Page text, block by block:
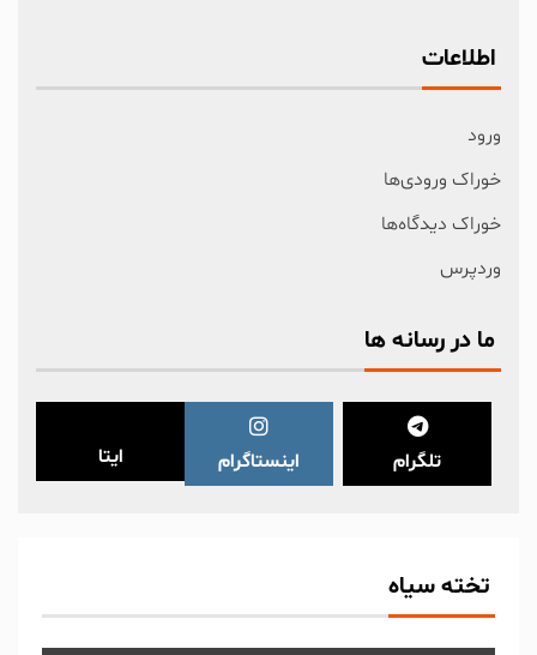
اطلاعات
ورود
خوراک ورودی‌ها
خوراک دیدگاه‌ها
وردپرس
ما در رسانه ها
تلگرام اینستاگرام ایتا
تخته سیاه